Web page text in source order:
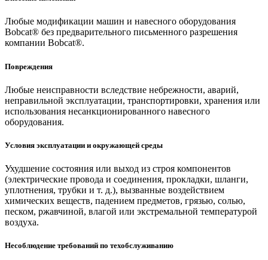
Любые модификации машин и навесного оборудования
Bobcat® без предварительного письменного разрешения
компании Bobcat®.
Повреждения
Любые неисправности вследствие небрежности, аварий,
неправильной эксплуатации, транспортировки, хранения или
использования несанкционированного навесного
оборудования.
Условия эксплуатации и окружающей среды
Ухудшение состояния или выход из строя компонентов
(электрические провода и соединения, прокладки, шланги,
уплотнения, трубки и т. д.), вызванные воздействием
химических веществ, падением предметов, грязью, солью,
песком, ржавчиной, влагой или экстремальной температурой
воздуха.
Несоблюдение требований по техобслуживанию